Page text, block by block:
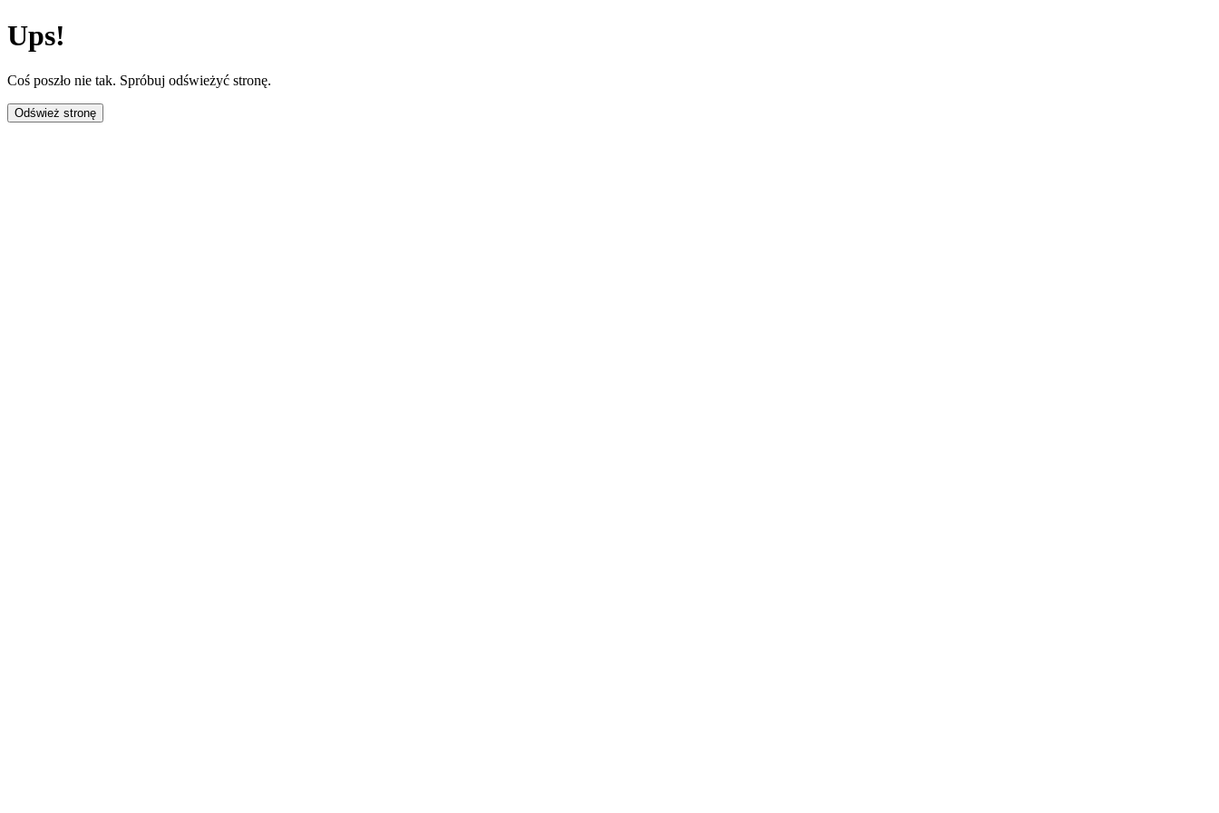
Ups!
Coś poszło nie tak. Spróbuj odświeżyć stronę.
Odśwież stronę